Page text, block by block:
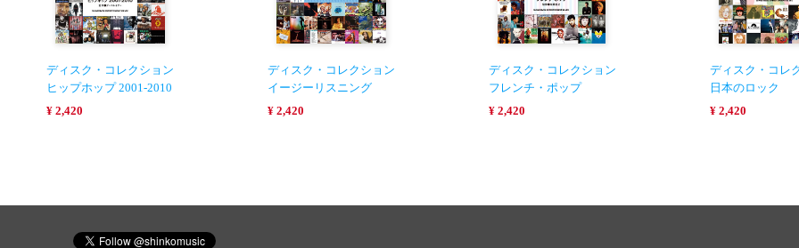
ディスク・コレクション
ヒップホップ 2001-2010
¥ 2,420
ディスク・コレクション
イージーリスニング
¥ 2,420
ディスク・コレクション
フレンチ・ポップ
¥ 2,420
ディスク・コレ
日本のロック
¥ 2,420